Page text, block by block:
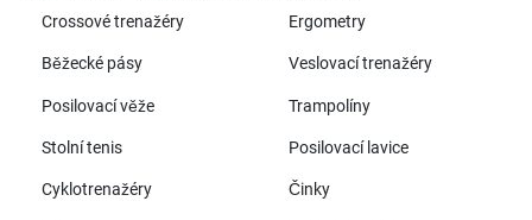
Crossové trenažéry
Ergometry
Běžecké pásy Veslovací trenažéry
Posilovací věže Trampolíny
Stolní tenis Posilovací lavice
Cyklotrenažéry Činky